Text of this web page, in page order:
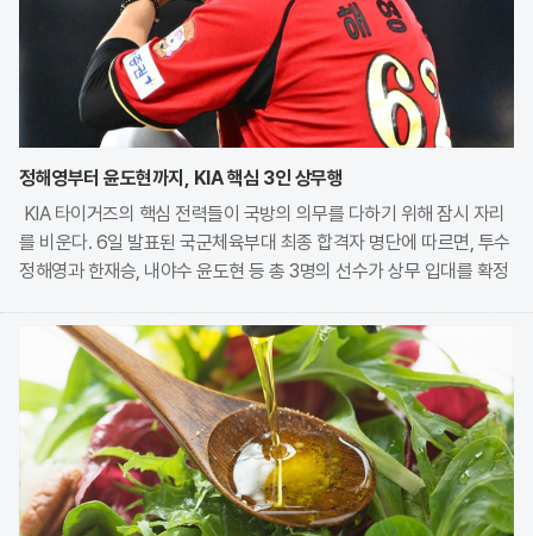
정해영부터 윤도현까지, KIA 핵심 3인 상무행
KIA 타이거즈의 핵심 전력들이 국방의 의무를 다하기 위해 잠시 자리
를 비운다. 6일 발표된 국군체육부대 최종 합격자 명단에 따르면, 투수
정해영과 한재승, 내야수 윤도현 등 총 3명의 선수가 상무 입대를 확정
을 보였으나, 최종적으로 구단과